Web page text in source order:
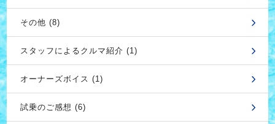
その他 (8)
スタッフによるクルマ紹介 (1)
オーナーズボイス (1)
試乗のご感想 (6)